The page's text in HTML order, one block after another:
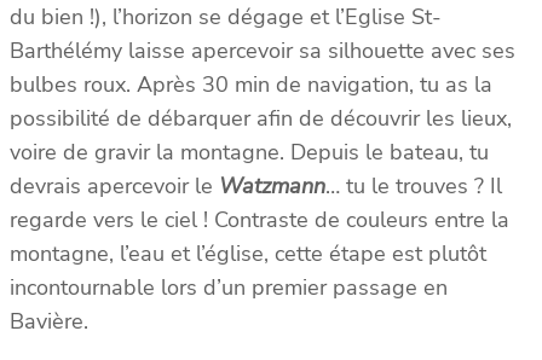
du bien !), l’horizon se dégage et l’Eglise St-
Barthélémy laisse apercevoir sa silhouette avec ses
bulbes roux. Après 30 min de navigation, tu as la
possibilité de débarquer afin de découvrir les lieux,
voire de gravir la montagne. Depuis le bateau, tu
devrais apercevoir le Watzmann… tu le trouves ? Il
regarde vers le ciel ! Contraste de couleurs entre la
montagne, l’eau et l’église, cette étape est plutôt
incontournable lors d’un premier passage en
Bavière.